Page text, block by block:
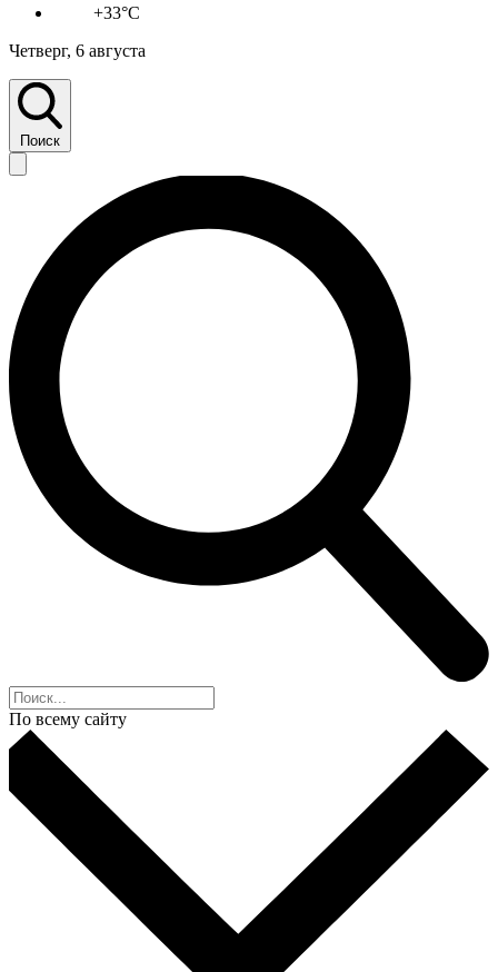
+33°C
Четверг, 6 августа
Поиск
По всему сайту